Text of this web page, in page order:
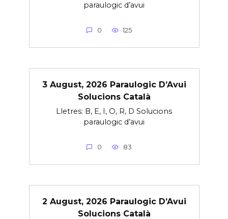
paraulogic d’avui
0 125
3 August, 2026 Paraulogic D’Avui
Solucions Català
Lletres: B, E, I, O, R, D Solucions
paraulogic d’avui
0 83
2 August, 2026 Paraulogic D’Avui
Solucions Català